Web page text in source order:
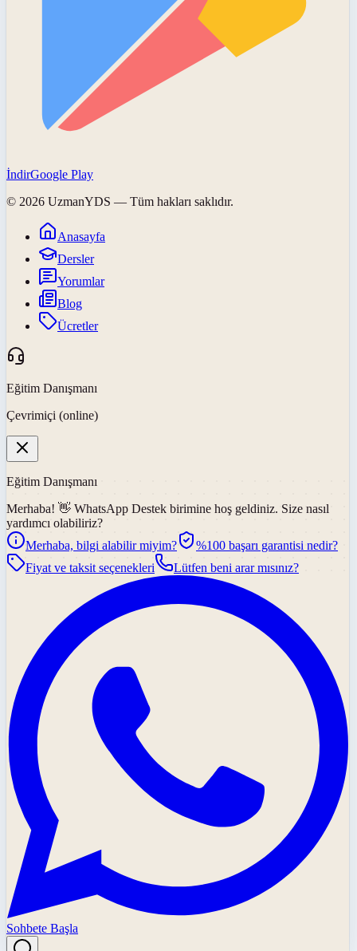
İndirGoogle Play
© 2026 UzmanYDS — Tüm hakları saklıdır.
Anasayfa
Dersler
Yorumlar
Blog
Ücretler
Eğitim Danışmanı
Çevrimiçi (online)
Eğitim Danışmanı
Merhaba! 👋 WhatsApp Destek birimine hoş geldiniz. Size nasıl
yardımcı olabiliriz?
Merhaba, bilgi alabilir miyim?
%100 başarı garantisi nedir?
Fiyat ve taksit seçenekleri
Lütfen beni arar mısınız?
Sohbete Başla